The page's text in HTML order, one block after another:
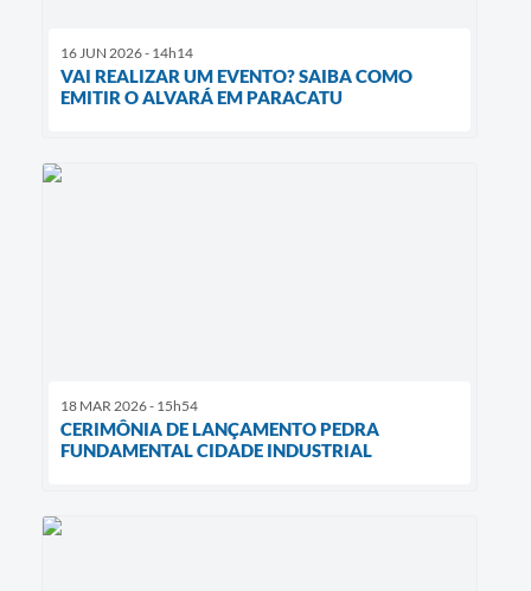
16 JUN 2026 - 14h14
VAI REALIZAR UM EVENTO? SAIBA COMO
EMITIR O ALVARÁ EM PARACATU
18 MAR 2026 - 15h54
CERIMÔNIA DE LANÇAMENTO PEDRA
FUNDAMENTAL CIDADE INDUSTRIAL